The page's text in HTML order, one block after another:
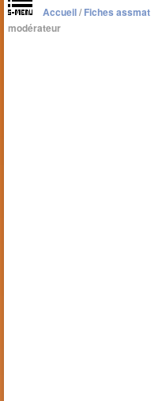
Accueil/Fiches assmat
modérateur